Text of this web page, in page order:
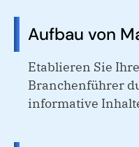
Aufbau von
Etablieren Sie
Branchenführer
informative